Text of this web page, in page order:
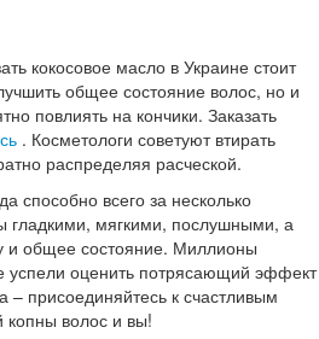
кокосовое масло в Украине стоит
общее состояние волос, но и
повлиять на кончики. Заказать
. Косметологи советуют втирать
распределяя расческой.
способно всего за несколько
гладкими, мягкими, послушными, а
и общее состояние. Миллионы
успели оценить потрясающий эффект
– присоединяйтесь к счастливым
копны волос и вы!